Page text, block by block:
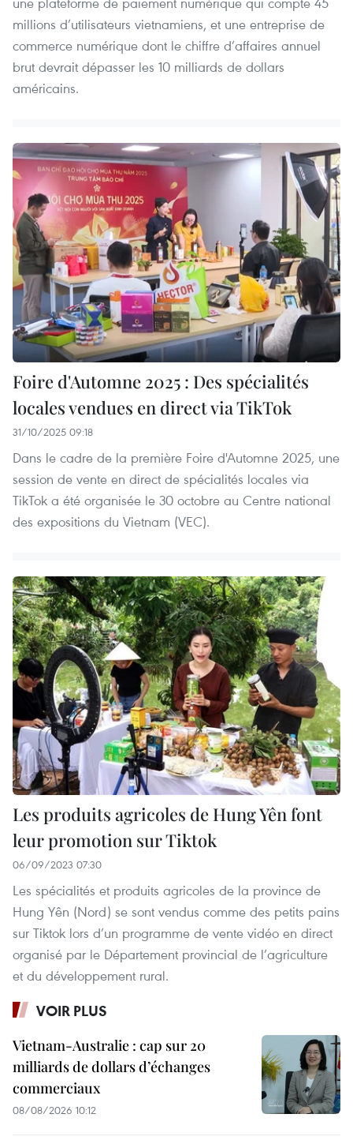
millions d’utilisateurs vietnamiens, et une entreprise de
commerce numérique dont le chiffre d’affaires annuel
brut devrait dépasser les 10 milliards de dollars
américains.
Foire d'Automne 2025 : Des spécialités
locales vendues en direct via TikTok
31/10/2025 09:18
Dans le cadre de la première Foire d'Automne 2025, une
session de vente en direct de spécialités locales via
TikTok a été organisée le 30 octobre au Centre national
des expositions du Vietnam (VEC).
Les produits agricoles de Hung Yên font
leur promotion sur Tiktok
06/09/2023 07:30
Les spécialités et produits agricoles de la province de
Hung Yên (Nord) se sont vendus comme des petits pains
sur Tiktok lors d’un programme de vente vidéo en direct
organisé par le Département provincial de l’agriculture
et du développement rural.
VOIR PLUS
Vietnam-Australie : cap sur 20
milliards de dollars d’échanges
commerciaux
08/08/2026 10:12